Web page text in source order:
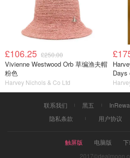
£106.25 £250.00
Vivienne Westwood Orb 草编渔夫帽
粉色
Harvey Nichols & Co Ltd
Days
联系我们 黑五
隐私条款
用户协议
触屏版 电脑版